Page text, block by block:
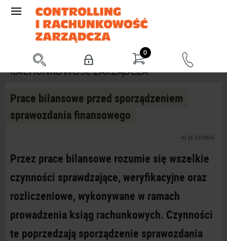
0
RACHUNKOWOŚĆ ZARZĄDCZA
Prace bilansowe przed sporządzeniem
sprawozdania finansowego
nr 11-12/2024
Przez prace bilansowe rozumie się wszelkie
czynności sprawdzające, weryfikacyjne oraz
rozliczeniowe, wykonywane w ramach
prowadzenia ksiąg rachunkowych. Czynności
te poprzedzają sporządzenie sprawozdania